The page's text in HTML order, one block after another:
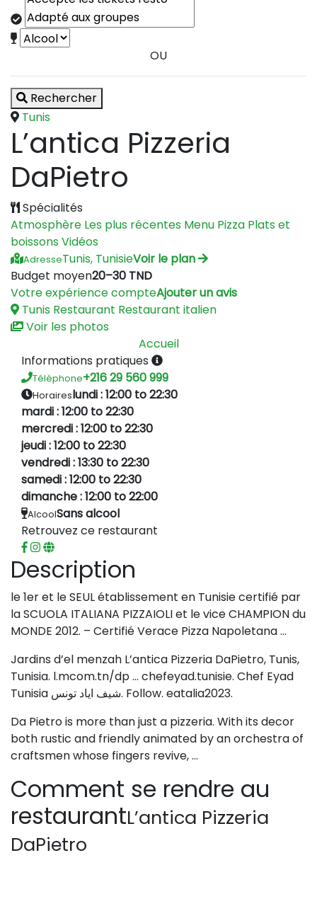
OU
Rechercher
Tunis
L’antica Pizzeria
DaPietro
Spécialités
Atmosphère Les plus récentes Menu Pizza Plats et
boissons Vidéos
AdresseTunis, TunisieVoir le plan
Budget moyen20–30 TND
Votre expérience compteAjouter un avis
Tunis Restaurant Restaurant italien
Voir les photos
Accueil
Informations pratiques
Téléphone+216 29 560 999
Horaireslundi : 12:00 to 22:30
mardi : 12:00 to 22:30
mercredi : 12:00 to 22:30
jeudi : 12:00 to 22:30
vendredi : 13:30 to 22:30
samedi : 12:00 to 22:30
dimanche : 12:00 to 22:00
AlcoolSans alcool
Retrouvez ce restaurant
Description
le 1er et le SEUL établissement en Tunisie certifié par
la SCUOLA ITALIANA PIZZAIOLI et le vice CHAMPION du
MONDE 2012. – Certifié Verace Pizza Napoletana …
Jardins d’el menzah L’antica Pizzeria DaPietro, Tunis,
Tunisia. l.mcom.tn/dp … chefeyad.tunisie. Chef Eyad
Tunisia شيف اياد تونس. Follow. eatalia2023.
Da Pietro is more than just a pizzeria. With its decor
both rustic and friendly animated by an orchestra of
craftsmen whose fingers revive, …
Comment se rendre au
restaurantL’antica Pizzeria
DaPietro